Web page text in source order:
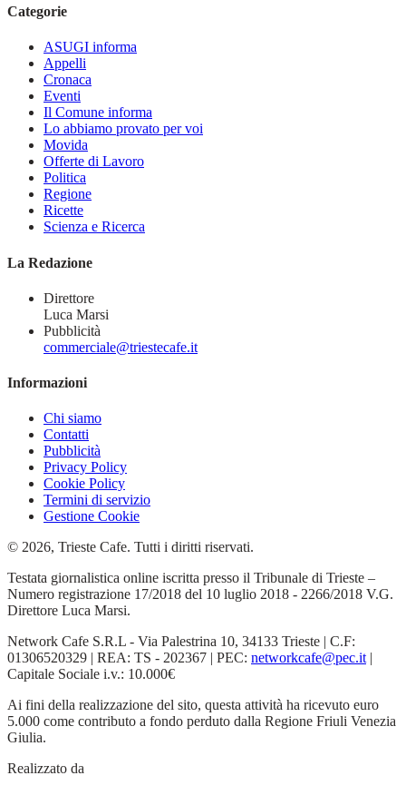
Categorie
ASUGI informa
Appelli
Cronaca
Eventi
Il Comune informa
Lo abbiamo provato per voi
Movida
Offerte di Lavoro
Politica
Regione
Ricette
Scienza e Ricerca
La Redazione
Direttore
Luca Marsi
Pubblicità
commerciale@triestecafe.it
Informazioni
Chi siamo
Contatti
Pubblicità
Privacy Policy
Cookie Policy
Termini di servizio
Gestione Cookie
© 2026, Trieste Cafe. Tutti i diritti riservati.
Testata giornalistica online iscritta presso il Tribunale di Trieste –
Numero registrazione 17/2018 del 10 luglio 2018 - 2266/2018 V.G.
Direttore Luca Marsi.
Network Cafe S.R.L - Via Palestrina 10, 34133 Trieste | C.F:
01306520329 | REA: TS - 202367 | PEC: networkcafe@pec.it|
Capitale Sociale i.v.: 10.000€
Ai fini della realizzazione del sito, questa attività ha ricevuto euro
5.000 come contributo a fondo perduto dalla Regione Friuli Venezia
Giulia.
Realizzato da